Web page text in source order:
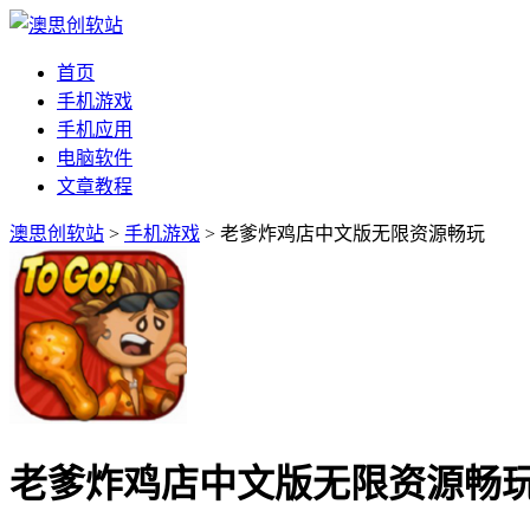
首页
手机游戏
手机应用
电脑软件
文章教程
澳思创软站 > 手机游戏 > 老爹炸鸡店中文版无限资源畅玩
老爹炸鸡店中文版无限资源畅